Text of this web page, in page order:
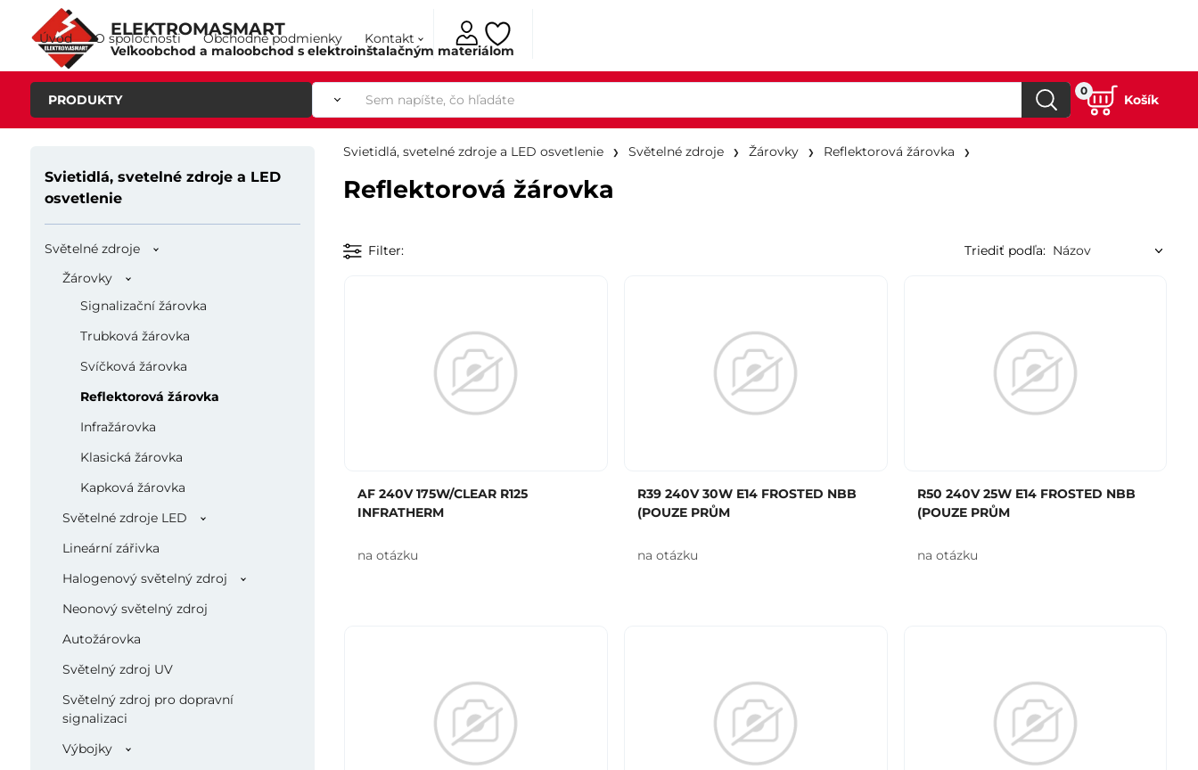
ELEKTROMASMART
Veľkoobchod a maloobchod s elektroinštalačným materiálom
Úvod O spoločnosti Obchodné podmienky Kontakt
PRODUKTY Košík
0
Svietidlá, svetelné zdroje a LED
osvetlenie
Světelné zdroje
Žárovky
Signalizační žárovka
Trubková žárovka
Svíčková žárovka
Reflektorová žárovka
Infražárovka
Klasická žárovka
Kapková žárovka
Světelné zdroje LED
Lineární zářivka
Halogenový světelný zdroj
Neonový světelný zdroj
Autožárovka
Světelný zdroj UV
Světelný zdroj pro dopravní
signalizaci
Výbojky
Svietidlá, svetelné zdroje a LED osvetlenie Světelné zdroje Žárovky Reflektorová žárovka
Reflektorová žárovka
Filter Triediť podľa:
AF 240V 175W/CLEAR R125
INFRATHERM
na otázku
R39 240V 30W E14 FROSTED NBB
(POUZE PRŮM
na otázku
R50 240V 25W E14 FROSTED NBB
(POUZE PRŮM
na otázku